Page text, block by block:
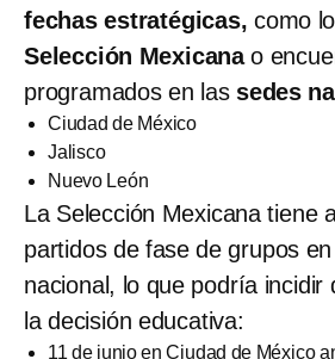
fechas estratégicas, como
Selección Mexicanao
programados en las sedes
Ciudad de México
Jalisco
Nuevo León
La Selección Mexicana tiene
partidos de fase de grupos
nacional, lo que podría incidir
la decisión educativa:
11 de junio en Ciudad de México